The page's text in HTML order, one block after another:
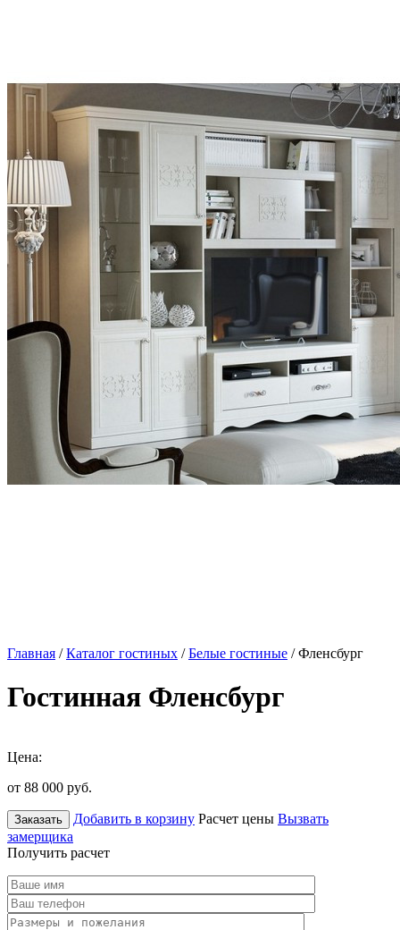
Главная /Каталог гостиных /Белые гостиные / Фленсбург
Гостинная Фленсбург
Цена:
от 88 000 руб.
Заказать Добавить в корзину Расчет цены Вызвать
замерщика
Получить расчет